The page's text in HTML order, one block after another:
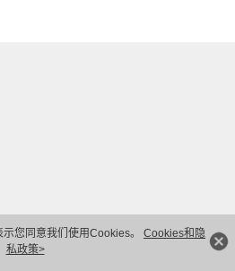
您同意我们使用Cookies。 Cookies和隐
私政策>